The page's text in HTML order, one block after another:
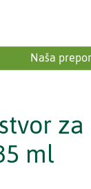
Naša
za
ml